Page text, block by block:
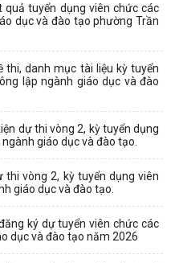
quả tuyển dụng viên chức các
dục và đào tạo phường Trần
thi, danh mục tài liệu kỳ tuyển
lập ngành giáo dục và đào
dự thi vòng 2, kỳ tuyển dụng
giáo dục và đào tạo.
thi vòng 2, kỳ tuyển dụng viên
giáo dục và đào tạo.
ký dự tuyển viên chức các
dục và đào tạo năm 2026